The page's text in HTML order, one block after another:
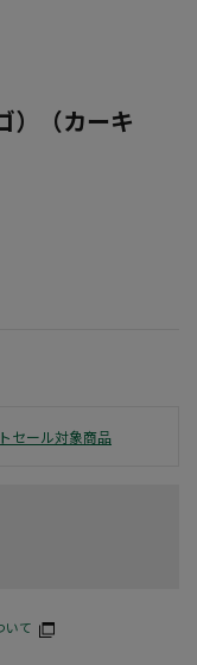
）（カーキ
セール対象商品
いて